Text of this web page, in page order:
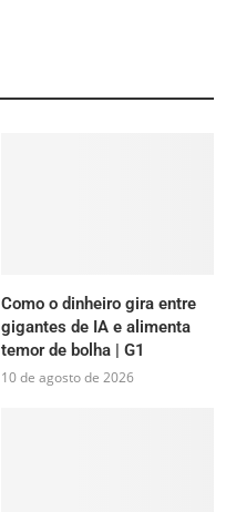
Como o dinheiro gira entre
gigantes de IA e alimenta
temor de bolha | G1
10 de agosto de 2026